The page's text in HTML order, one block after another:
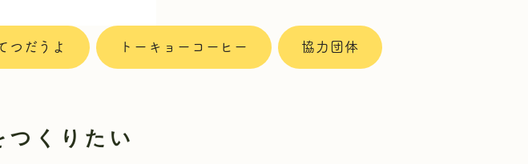
つだうよ トーキョーコーヒー 協力団体
つくりたい